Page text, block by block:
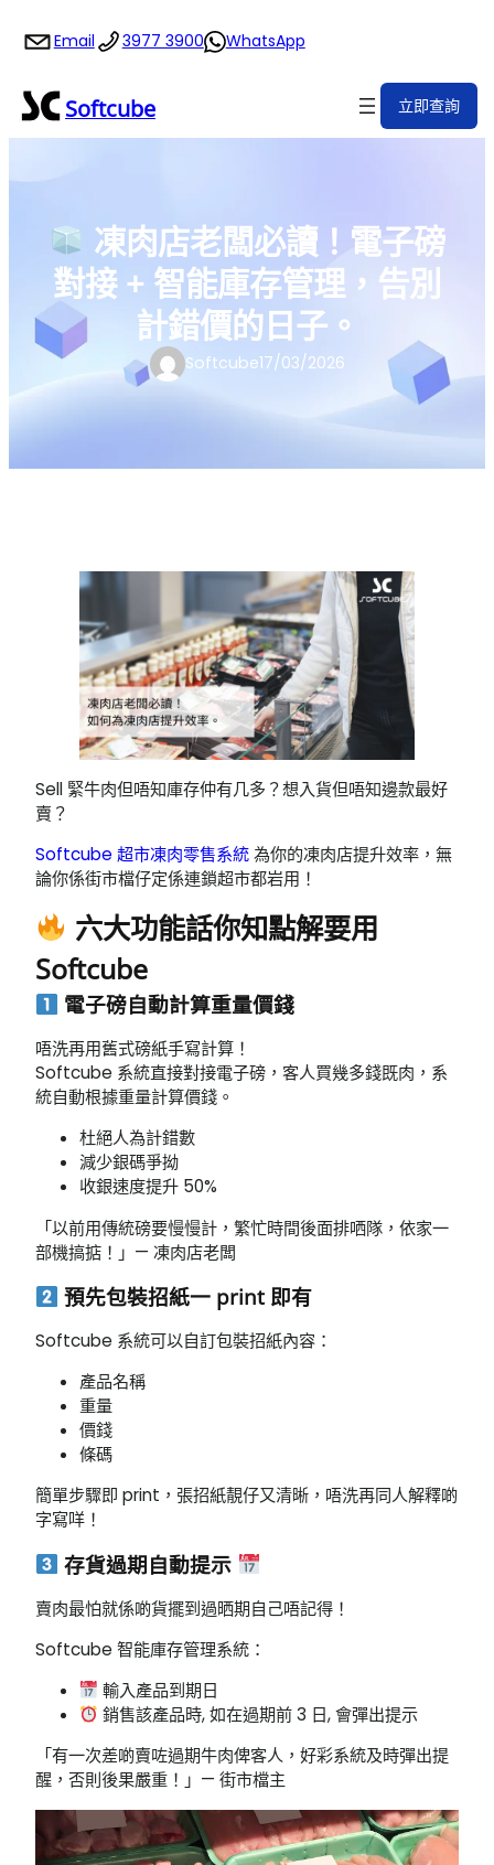
要
內
容
Email 3977 3900 WhatsApp
Softcube 立即查詢
凍肉店老闆必讀！電子磅
對接 + 智能庫存管理，告別
計錯價的日子。
Softcube17/03/2026
Sell 緊牛肉但唔知庫存仲有几多？想入貨但唔知邊款最好
賣？
Softcube 超市凍肉零售系統為你的凍肉店提升效率，無
論你係街市檔仔定係連鎖超市都岩用！
六大功能話你知點解要用
Softcube
電子磅自動計算重量價錢
唔洗再用舊式磅紙手寫計算！
Softcube 系統直接對接電子磅，客人買幾多錢既肉，系
統自動根據重量計算價錢。
杜絕人為計錯數
減少銀碼爭拗
收銀速度提升 50%
「以前用傳統磅要慢慢計，繁忙時間後面排哂隊，依家一
部機搞掂！」— 凍肉店老闆
預先包裝招紙一 print 即有
Softcube 系統可以自訂包裝招紙內容：
產品名稱
重量
價錢
條碼
簡單步驟即 print，張招紙靚仔又清晰，唔洗再同人解釋啲
字寫咩！
存貨過期自動提示
賣肉最怕就係啲貨擺到過晒期自己唔記得！
Softcube 智能庫存管理系統：
輸入產品到期日
銷售該產品時, 如在過期前 3 日, 會彈出提示
「有一次差啲賣咗過期牛肉俾客人，好彩系統及時彈出提
醒，否則後果嚴重！」— 街市檔主